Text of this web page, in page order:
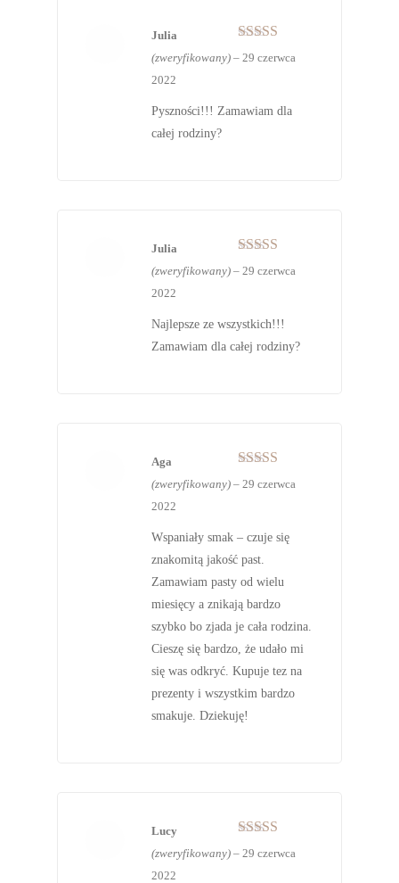
Oceniono
na 5
Julia
(zweryfikowany) – 29 czerwca
2022
Pyszności!!! Zamawiam dla
całej rodziny?
Oceniono
na 5
Julia
(zweryfikowany) – 29 czerwca
2022
Najlepsze ze wszystkich!!!
Zamawiam dla całej rodziny?
Oceniono
na 5
Aga
(zweryfikowany) – 29 czerwca
2022
Wspaniały smak – czuje się
znakomitą jakość past.
Zamawiam pasty od wielu
miesięcy a znikają bardzo
szybko bo zjada je cała rodzina.
Cieszę się bardzo, że udało mi
się was odkryć. Kupuje tez na
prezenty i wszystkim bardzo
smakuje. Dziekuję!
Oceniono
na 5
Lucy
(zweryfikowany) – 29 czerwca
2022